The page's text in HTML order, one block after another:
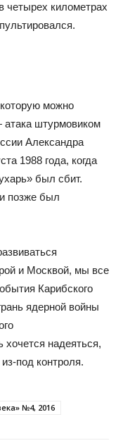
четырех километрах
можно
штурмовиком
Александра
1988 года, когда
был сбит.
позже был
и Москвой, мы все
Карибского
ядерной войны
хочется надеяться,
под контроля.
№4, 2016